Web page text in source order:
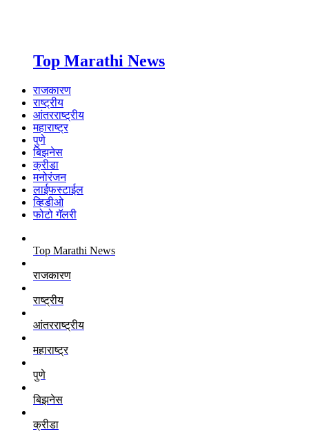
Top Marathi News
राजकारण
राष्ट्रीय
आंतरराष्ट्रीय
महाराष्ट्र
पुणे
बिझनेस
क्रीडा
मनोरंजन
लाईफस्टाईल
व्हिडीओ
फोटो गॅलरी
Top Marathi News
राजकारण
राष्ट्रीय
आंतरराष्ट्रीय
महाराष्ट्र
पुणे
बिझनेस
क्रीडा